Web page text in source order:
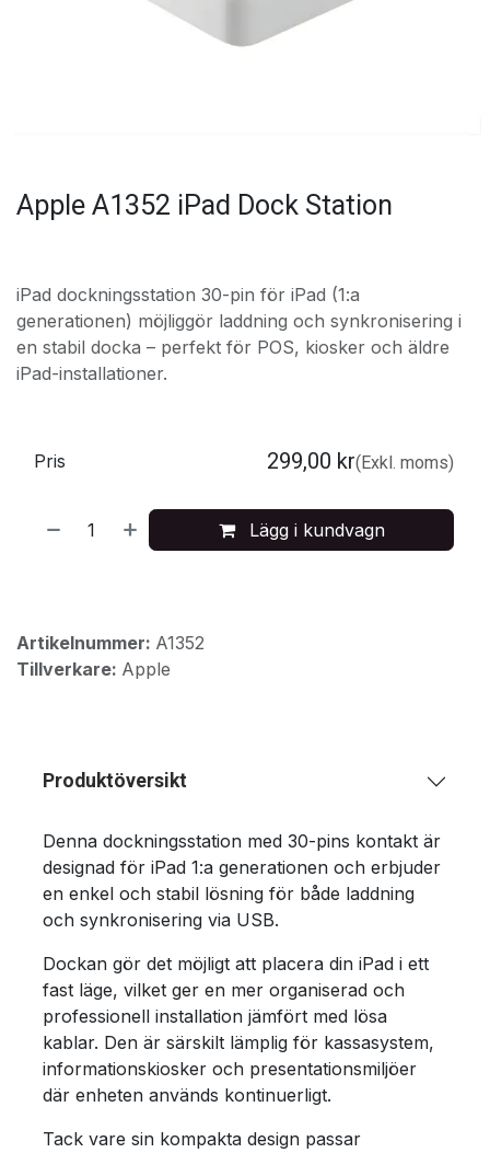
Apple A1352 iPad Dock Station
iPad dockningsstation 30-pin för iPad (1:a
generationen) möjliggör laddning och synkronisering i
en stabil docka – perfekt för POS, kiosker och äldre
iPad-installationer.
Lägg i kundvagn
Pris 299,00 kr(Exkl. moms)
Artikelnummer: A1352
Tillverkare: Apple
Produktöversikt
Denna dockningsstation med 30-pins kontakt är
designad för iPad 1:a generationen och erbjuder
en enkel och stabil lösning för både laddning
och synkronisering via USB.
Dockan gör det möjligt att placera din iPad i ett
fast läge, vilket ger en mer organiserad och
professionell installation jämfört med lösa
kablar. Den är särskilt lämplig för kassasystem,
informationskiosker och presentationsmiljöer
där enheten används kontinuerligt.
Tack vare sin kompakta design passar